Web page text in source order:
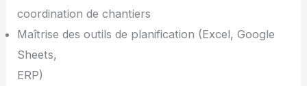
coordination de chantiers
Maîtrise des outils de planification (Excel, Google
Sheets,
ERP)